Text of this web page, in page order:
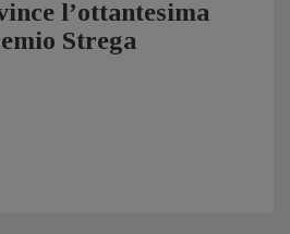
l’ottantesima
Strega